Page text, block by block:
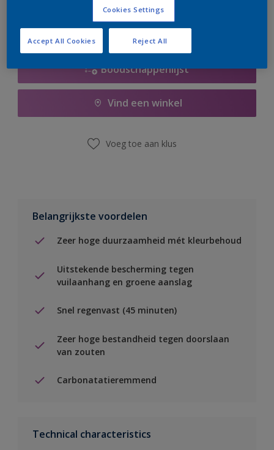
Boodschappenlijst
Vind een winkel
Voeg toe aan klus
Belangrijkste voordelen
Zeer hoge duurzaamheid mét kleurbehoud
Uitstekende bescherming tegen
vuilaanhang en groene aanslag
Snel regenvast (45 minuten)
Zeer hoge bestandheid tegen doorslaan
van zouten
Carbonatatieremmend
Technical characteristics
Cookies Settings
Reject All
Accept All Cookies